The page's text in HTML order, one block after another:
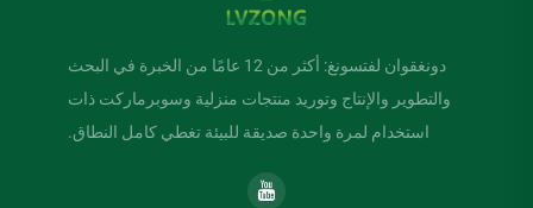
دونغقوان لفتسونغ: أكثر من 12 عامًا من الخبرة في البحث
والتطوير والإنتاج وتوريد منتجات منزلية وسوبرماركت ذات
استخدام لمرة واحدة صديقة للبيئة تغطي كامل النطاق.